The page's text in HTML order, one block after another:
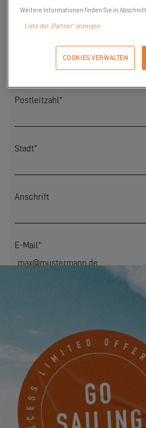
Postleitzahl*
Stadt*
Anschrift
E-Mail*
Haben Sie uns
Ich möchte über Neuigkeiten,
Angebote von EXCESS auf
werden.
Weitere Informationen finden Sie in
Liste der „Partner“ anzeigen
COOKIES VERWALTEN